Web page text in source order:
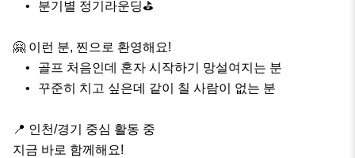
🤗 이런 분, 찐으로 환영해요!
📍 인천/경기 중심 활동 중
지금 바로 함께해요!